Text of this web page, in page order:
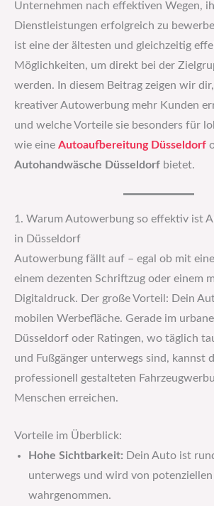
Unternehmen nach effektiven Wegen,
Dienstleistungen erfolgreich zu
ist eine der ältesten und gleichzeitig
Möglichkeiten, um direkt bei der
werden. In diesem Beitrag zeigen wir
kreativer Autowerbung mehr Kunden
und welche Vorteile sie besonders für
wie eine Autoaufbereitung Düsseldorf
Autohandwäsche Düsseldorf bietet.
1. Warum Autowerbung so effektiv ist
in Düsseldorf
Autowerbung fällt auf – egal ob mit
einem dezenten Schriftzug oder einem
Digitaldruck. Der große Vorteil: Dein
mobilen Werbefläche. Gerade im
Düsseldorf oder Ratingen, wo täglich
und Fußgänger unterwegs sind, kannst
professionell gestalteten
Menschen erreichen.
Vorteile im Überblick:
Hohe Sichtbarkeit: Dein Auto ist
unterwegs und wird von
wahrgenommen.